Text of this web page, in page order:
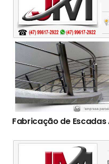
Fabricação de